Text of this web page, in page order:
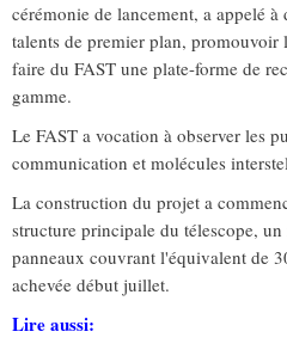
cérémonie de lancement, a appelé
talents de premier plan,
faire du FAST une plate-forme de
gamme.
Le FAST a vocation à observer les
communication et molécules
La construction du projet a
structure principale du télescope,
panneaux couvrant l'équivalent de
achevée début juillet.
Lire aussi: